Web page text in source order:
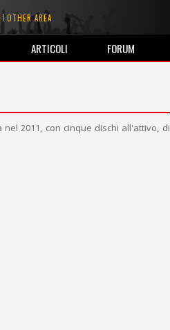
OTHER AREA
ARTICOLI FORUM
2011, con cinque dischi all'attivo, di